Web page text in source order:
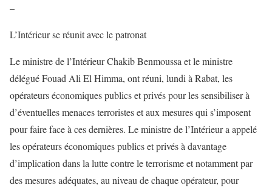
–
L’Intérieur se réunit avec le patronat
Le ministre de l’Intérieur Chakib Benmoussa et le ministre
délégué Fouad Ali El Himma, ont réuni, lundi à Rabat, les
opérateurs économiques publics et privés pour les sensibiliser à
d’éventuelles menaces terroristes et aux mesures qui s’imposent
pour faire face à ces dernières. Le ministre de l’Intérieur a appelé
les opérateurs économiques publics et privés à davantage
d’implication dans la lutte contre le terrorisme et notamment par
des mesures adéquates, au niveau de chaque opérateur, pour